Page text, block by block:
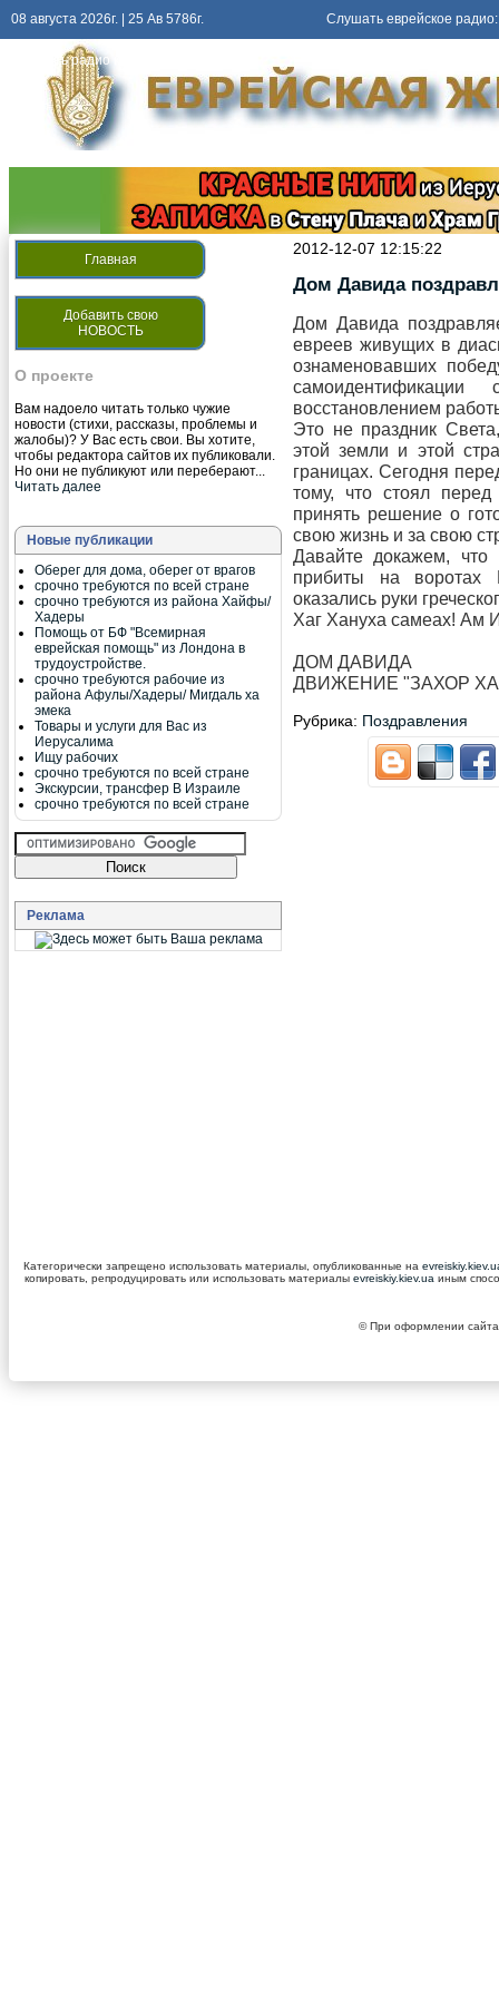
08 августа 2026г. | 25 Ав 5786г. Слушать еврейское радио:
Слушатьрадио киев еврейский
2012-12-07 12:15:22
Дом Давида
Дом Давида
евреев живущих в
ознаменовавших
восстановлением
Это не праздник
этой земли и этой
границах. Сегодня
тому, что стоял
принять решение о
свою жизнь и за свою
Давайте докажем, что
прибиты на воротах
оказались руки
Хаг Хануха самеах! Ам
ДОМ ДАВИДА
ДВИЖЕНИЕ "ЗАХОР
Рубрика: Поздравления
Главная
Добавить свою
НОВОСТЬ
О проекте
Вам надоело читать только чужие
новости (стихи, рассказы, проблемы и
жалобы)? У Вас есть свои. Вы хотите,
чтобы редактора сайтов их публиковали.
Но они не публикуют или переберают...
Читать далее
Новые публикации
Оберег для дома, оберег от врагов
срочно требуются по всей стране
срочно требуются из района Хайфы/
Хадеры
Помощь от БФ "Всемирная
еврейская помощь" из Лондона в
трудоустройстве.
срочно требуются рабочие из
района Афулы/Хадеры/ Мигдаль ха
эмека
Товары и услуги для Вас из
Иерусалима
Ищу рабочих
срочно требуются по всей стране
Экскурсии, трансфер В Израиле
срочно требуются по всей стране
Реклама
Категорически запрещено использовать материалы, опубликованные на
копировать, репродуцировать или использовать материалыevreiskiy.kiev.ua иным
© При оформлении сайта